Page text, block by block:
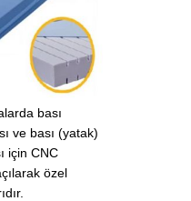
bası
ve bası (yatak)
için CNC
özel